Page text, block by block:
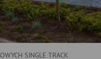
SINGLE TRACK